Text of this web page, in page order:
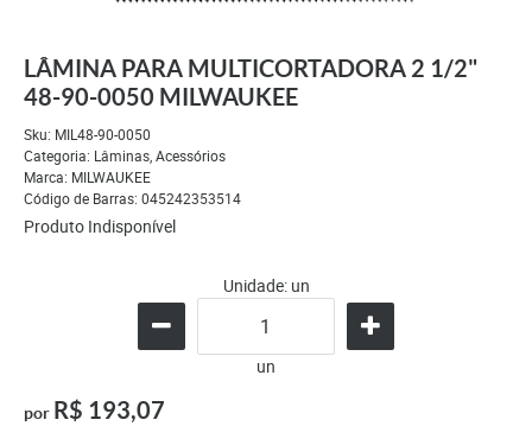
LÂMINA PARA MULTICORTADORA 2 1/2"
48-90-0050 MILWAUKEE
Sku: MIL48-90-0050
Categoria: Lâminas,Acessórios
Marca: MILWAUKEE
Código de Barras: 045242353514
Produto Indisponível
Unidade: un
un
por R$ 193,07